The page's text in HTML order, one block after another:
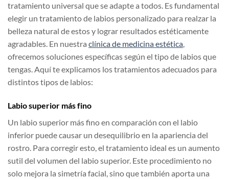
tratamiento universal que se adapte a todos. Es fundamental
elegir un tratamiento de labios personalizado para realzar la
belleza natural de estos y lograr resultados estéticamente
agradables. En nuestra clínica de medicina estética,
ofrecemos soluciones específicas según el tipo de labios que
tengas. Aquí te explicamos los tratamientos adecuados para
distintos tipos de labios:
Labio superior más fino
Un labio superior más fino en comparación con el labio
inferior puede causar un desequilibrio en la apariencia del
rostro. Para corregir esto, el tratamiento ideal es un aumento
sutil del volumen del labio superior. Este procedimiento no
solo mejora la simetría facial, sino que también aporta una